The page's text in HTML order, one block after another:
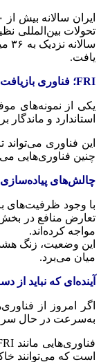
تحولات بین‌المللی
یافت.
FRI؛ فناوری بازیافت با کارکرد امنیتی
استاندارد و ماندگار
چنین فناوری‌هایی
چالش‌های
با وجود ظرفیت‌های
تعارض منافع در
مواجه کرده‌اند.
این وضعیت، زنگ
میان می‌برد.
آینده‌ای که نباید از
به‌سرعت در حال
است که می‌توانند